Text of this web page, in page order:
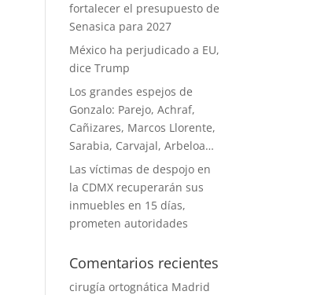
fortalecer el presupuesto de
Senasica para 2027
México ha perjudicado a EU,
dice Trump
Los grandes espejos de
Gonzalo: Parejo, Achraf,
Cañizares, Marcos Llorente,
Sarabia, Carvajal, Arbeloa…
Las víctimas de despojo en
la CDMX recuperarán sus
inmuebles en 15 días,
prometen autoridades
Comentarios recientes
cirugía ortognática Madrid